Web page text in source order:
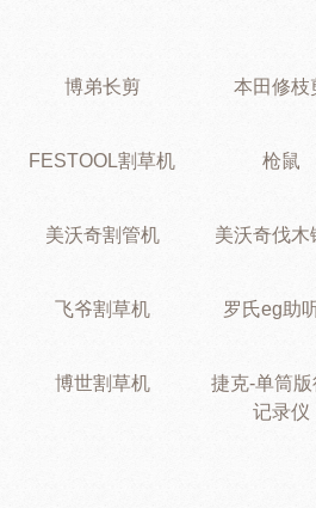
博弟长剪 本田修枝
FESTOOL割草机 枪鼠
美沃奇割管机 美沃奇伐木
飞爷割草机 罗氏eg助
博世割草机
捷克-单筒
记录仪